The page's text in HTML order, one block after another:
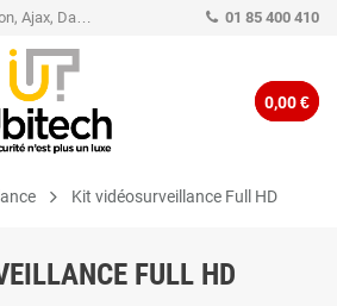
Distributeur officiel Hikvision, Ajax, Dahua, TP-Link - Caméra de vidéo surveillance - Alarme 01 85 400 410
0,00 €
Kit vidéosurveillance Full HD
FULL HD